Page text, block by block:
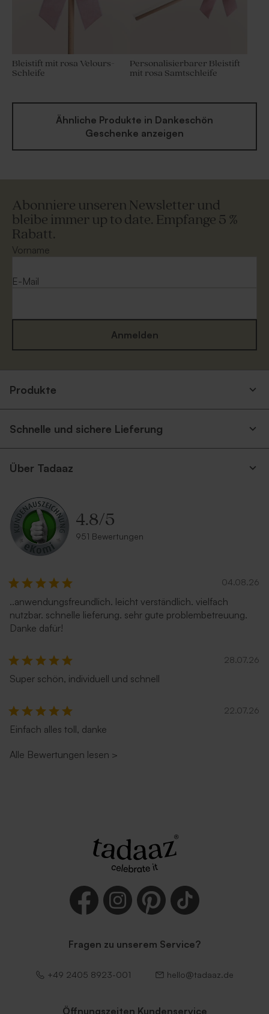
Bleistift mit rosa Velours-
Schleife
Personalisierbarer Bleistift
mit rosa Samtschleife
Ähnliche Produkte in Dankeschön
Geschenke anzeigen
Abonniere unseren Newsletter und
bleibe immer up to date. Empfange 5 %
Rabatt.
Vorname
E-Mail
Anmelden
Produkte
Schnelle und sichere Lieferung
Über Tadaaz
4.8/5
951 Bewertungen
04.08.26
..anwendungsfreundlich. leicht verständlich. vielfach
nutzbar. schnelle lieferung. sehr gute problembetreuung.
Danke dafür!
28.07.26
Super schön, individuell und schnell
22.07.26
Einfach alles toll, danke
Alle Bewertungen lesen >
Fragen zu unserem Service?
+49 2405 8923-001 hello@tadaaz.de
Öffnungszeiten Kundenservice